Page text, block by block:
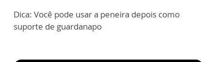
Dica: Você pode usar a peneira depois como
suporte de guardanapo